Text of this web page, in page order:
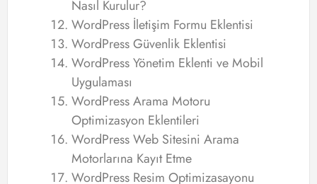
Nasıl Kurulur?
WordPress İletişim Formu Eklentisi
WordPress Güvenlik Eklentisi
WordPress Yönetim Eklenti ve Mobil
Uygulaması
WordPress Arama Motoru
Optimizasyon Eklentileri
WordPress Web Sitesini Arama
Motorlarına Kayıt Etme
WordPress Resim Optimizasayonu